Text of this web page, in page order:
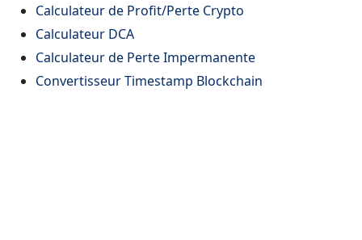
Calculateur de Profit/Perte Crypto
Calculateur DCA
Calculateur de Perte Impermanente
Convertisseur Timestamp Blockchain